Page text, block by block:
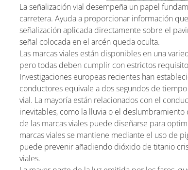
La señalización vial desempeña un papel
carretera. Ayuda a proporcionar información
señalización aplicada directamente sobre el
señal colocada en el arcén queda oculta.
Las marcas viales están disponibles en una
pero todas deben cumplir con estrictos
Investigaciones europeas recientes han
conductores equivale a dos segundos de
vial. La mayoría están relacionados con el
inevitables, como la lluvia o el
de las marcas viales puede diseñarse para
marcas viales se mantiene mediante el uso de
puede prevenir añadiendo dióxido de titanio
viales.